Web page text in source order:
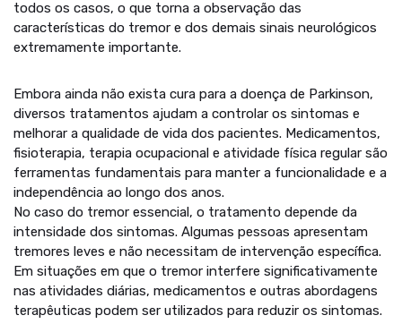
todos os casos, o que torna a observação das
características do tremor e dos demais sinais neurológicos
extremamente importante.
Embora ainda não exista cura para a doença de Parkinson,
diversos tratamentos ajudam a controlar os sintomas e
melhorar a qualidade de vida dos pacientes. Medicamentos,
fisioterapia, terapia ocupacional e atividade física regular são
ferramentas fundamentais para manter a funcionalidade e a
independência ao longo dos anos.
No caso do tremor essencial, o tratamento depende da
intensidade dos sintomas. Algumas pessoas apresentam
tremores leves e não necessitam de intervenção específica.
Em situações em que o tremor interfere significativamente
nas atividades diárias, medicamentos e outras abordagens
terapêuticas podem ser utilizados para reduzir os sintomas.